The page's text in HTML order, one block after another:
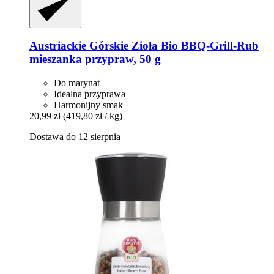
Austriackie Górskie Zioła Bio BBQ-​Grill-​Rub
mieszanka przypraw, 50 g
Do marynat
Idealna przyprawa
Harmonijny smak
20,99 zł (419,80 zł / kg)
Dostawa do 12 sierpnia